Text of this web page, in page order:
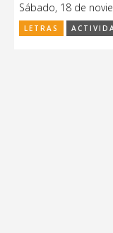
Sábado, 18 de
LETRAS